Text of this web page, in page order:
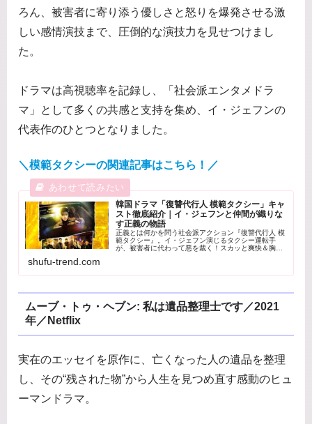
ろん、被害者に寄り添う優しさと怒りを爆発させる激
しい感情演技まで、圧倒的な演技力を見せつけまし
た。
ドラマは高視聴率を記録し、「社会派エンタメドラ
マ」として多くの共感と支持を集め、イ・ジェフンの
代表作のひとつとなりました。
＼模範タクシーの関連記事はこちら！／
韓国ドラマ「復讐代行人 模範タクシー」キャ
スト徹底紹介｜イ・ジェフンと仲間が織りな
す正義の物語
正義とは何かを問う社会派アクション『復讐代行人 模
範タクシー』。イ・ジェフン演じるタクシー運転手
が、被害者に代わって悪を裁く！スカッと爽快＆胸に
shufu-trend.com
ムーブ・トゥ・ヘブン: 私は遺品整理士です／2021
年／Netflix
実在のエッセイを原作に、亡くなった人の遺品を整理
し、その“残された物”から人生を見つめ直す感動のヒュ
ーマンドラマ。